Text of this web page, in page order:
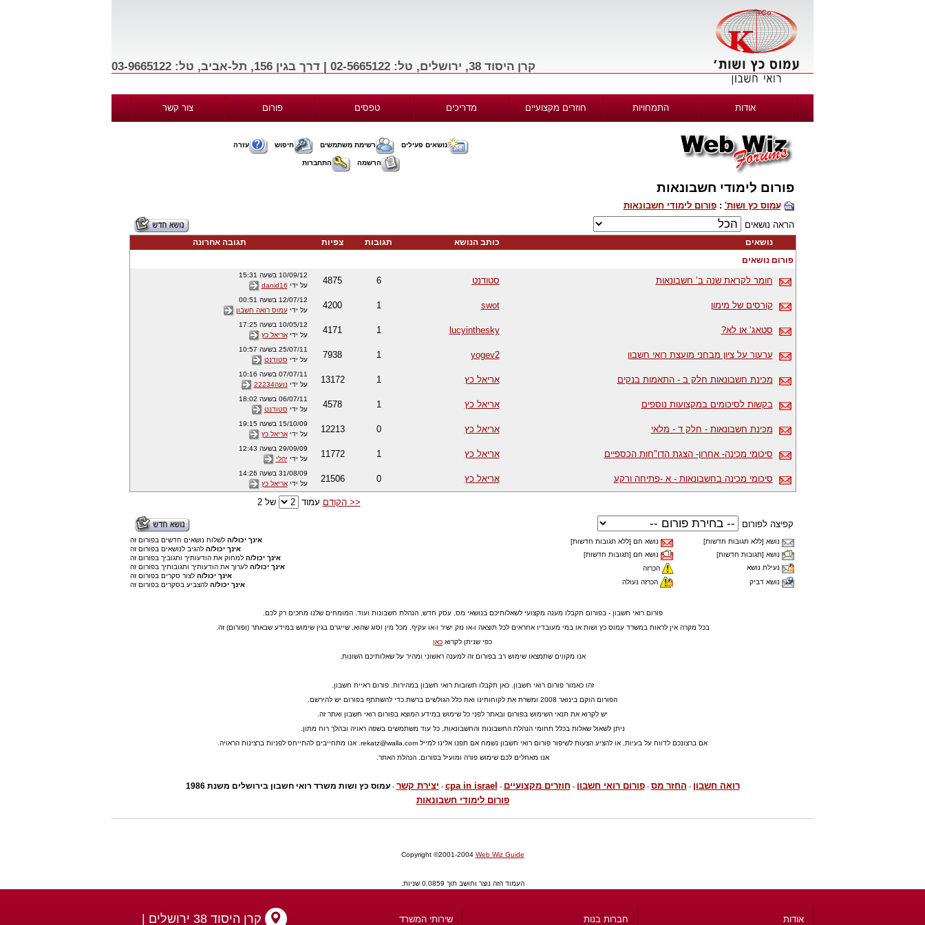
קרן היסוד 38, ירושלים, טל: 02-5665122 | דרך בגין 156, תל-אביב, טל: 03-9665122
אודות התמחויות חוזרים מקצועיים מדריכים טפסים פורום צור קשר
נושאים פעילים רשימת משתמשים חיפוש עזרה
הרשמה התחברות
פורום לימודי חשבונאות
עמוס כץ ושות' :פורום לימודי חשבונאות
הראה נושאים
נושאים כותב הנושא תגובות צפיות
תגובה אחרונה
פורום נושאים
חומר לקראת שנה ב’ חשבונאות סטודנט 6
4875
10/09/12 בשעה 15:31
על ידי danid16
קורסים של מימון swot
1
4200
12/07/12 בשעה 00:51
על ידיעמוס רואה חשבון
סטאג’ או לא? lucyinthesky
1
4171
10/05/12 בשעה 17:25
על ידיאריאל כץ
ערעור על ציון מבחני מועצת רואי חשבון yogev2
1
7938
25/07/11 בשעה 10:57
על ידי סטודנט
מכינת חשבונאות חלק ב - התאמות בנקים אריאל כץ 1
13172
07/07/11 בשעה 10:16
על ידי נועה22234
בקשות לסיכומים במקצועות נוספים אריאל כץ 1
4578
06/07/11 בשעה 18:02
על ידי סטודנט
מכינת חשבונאות - חלק ד - מלאי אריאל כץ 0
12213
15/10/09 בשעה 19:15
על ידיאריאל כץ
סיכומי מכינה- אחרון- הצגת הדו"חות הכספיים אריאל כץ 1
11772
29/09/09 בשעה 12:43
על ידי יהלי
סיכומי מכינה בחשבונאות - א -פתיחה ורקע אריאל כץ 0
21506
31/08/09 בשעה 14:26
על ידיאריאל כץ
<< הקודם עמוד של 2
קפיצה לפורום
נושא [ללא תגובות חדשות]
נושא חם [ללא תגובות חדשות]
נושא [תגובות חדשות]
נושא חם [תגובות חדשות]
נעילת נושא
הכרזה
נושא דביק
הכרזה נעולה
אינך יכול/ה לשלוח נושאים חדשים בפורום זה
אינך יכול/ה להגיב לנושאים בפורום זה
אינך יכול/ה למחוק את הודעותיך ותגוביך בפורום זה
אינך יכול/ה לערוך את הודעותיך ותגובותיך בפורום זה
אינך יכול/ה לצור סקרים בפורום זה
אינך יכול/ה להצביע בסקרים בפורום זה
פורום רואי חשבון - בפורום תקבלו מענה מקצועי לשאלותיכם בנושאי מס, עסק חדש, הנהלת חשבונות ועוד. המומחים שלנו מחכים רק לכם.
בכל מקרה אין לראות במשרד עמוס כץ ושות או במי מעובדיו אחראים לכל תוצאה ו-או נזק ישיר ו-או עקיף, מכל מין וסוג שהוא, שייגרם בגין שימוש במידע שבאתר (ופורום) זה.
כפי שניתן לקרוא כאן
אנו מקווים שתמצאו שימוש רב בפורום זה למענה ראשוני ומהיר על שאלותיכם השונות.
זהו כאמור פורום רואי חשבון. כאן תקבלו תשובות רואי חשבון במהירות. פורום ראיית חשבון.
הפורום הוקם בינואר 2008 ומשרת את לקוחותינו ואת כלל הגולשים ברשת.כדי להשתתף בפורום יש להירשם.
יש לקרוא את תנאי השימוש בפורום ובאתר לפני כל שימוש במידע המוצא בפורום רואי חשבון ואתר זה.
ניתן לשאול שאלות בכלל תחומי הנהלת החשבונות והחשבונאות, כל עוד משתמשים בשפה ראויה ובהלך רוח מתון.
אם ברצונכם לדווח על בעיות, או להציע הצעות לשיפור פורום רואי חשבון נשמח אם תפנו אלינו למייל rekatz@walla.com. אנו מתחייבים להתייחס לפניות ברצינות הראויה.
אנו מאחלים לכם שימוש פורה ומועיל בפורום. הנהלת האתר.
רואה חשבון - החזר מס -פורום רואי חשבון - חוזרים מקצועיים -
cpa in israel
- יצירת קשר -עמוס כץ ושות משרד רואי חשבון בירושלים משנת 1986
פורום לימודי חשבונאות
Copyright ©2001-2004 Web Wiz Guide
העמוד הזה נוצר וחושב תוך 0.0859 שניות.
אודות חברות בנות שירותי המשרד קרן היסוד 38 ירושלים |